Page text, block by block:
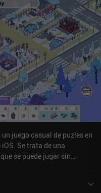
juego casual de puzles en
Se trata de una
se puede jugar sin
y de 3,8 sobre 5,0 en la